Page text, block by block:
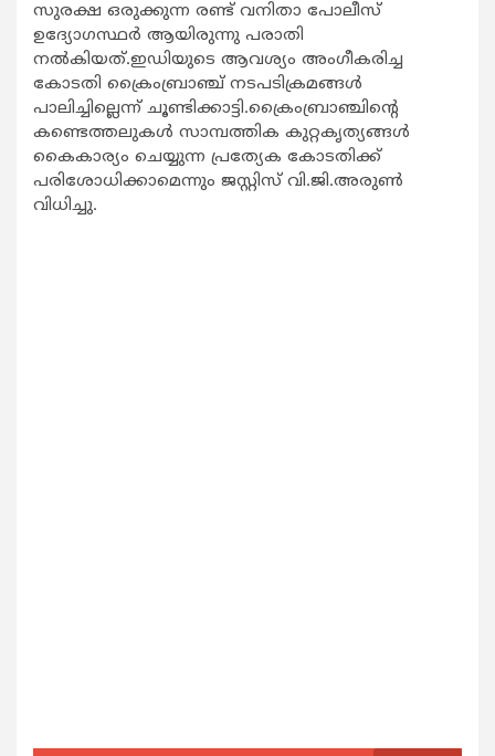
സുരക്ഷ ഒരുക്കുന്ന രണ്ട് വനിതാ പോലീസ്
ഉദ്യോഗസ്ഥര്‍ ആയിരുന്നു പരാതി
നല്‍കിയത്.ഇഡിയുടെ ആവശ്യം അംഗീകരിച്ച
കോടതി ക്രൈംബ്രാഞ്ച് നടപടിക്രമങ്ങള്‍
പാലിച്ചില്ലെന്ന് ചൂണ്ടിക്കാട്ടി.ക്രൈംബ്രാഞ്ചിന്‍റെ
കണ്ടെത്തലുകള്‍ സാമ്പത്തിക കുറ്റകൃത്യങ്ങള്‍
കൈകാര്യം ചെയ്യുന്ന പ്രത്യേക കോടതിക്ക്
പരിശോധിക്കാമെന്നും ജസ്റ്റിസ് വി.ജി.അരുണ്‍
വിധിച്ചു.